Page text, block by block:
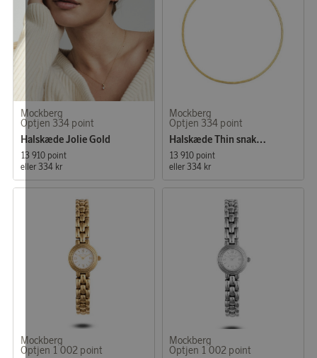
Mockberg
Optjen 334 point
Halskæde Jolie Gold
13 910 point
eller 334 kr
Mockberg
Optjen 334 point
Halskæde Thin snake gold
13 910 point
eller 334 kr
Mockberg
Optjen 1 002 point
Mockberg
Optjen 1 002 point